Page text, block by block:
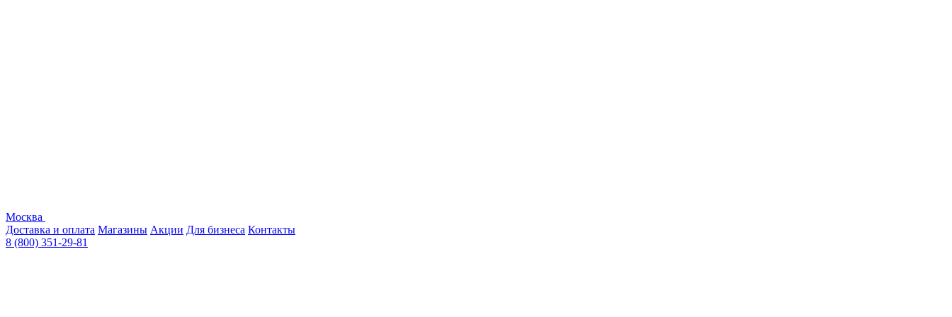
Москва
Доставка и оплата Магазины Акции Для бизнеса Контакты
8 (800) 351-29-81